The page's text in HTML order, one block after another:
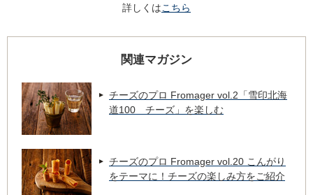
詳しくはこちら
関連マガジン
チーズのプロ Fromager vol.2「雪印北海
道100 チーズ」を楽しむ
チーズのプロ Fromager vol.20 こんがり
をテーマに！チーズの楽しみ方をご紹介